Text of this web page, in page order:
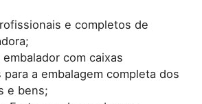
e completos de
com caixas
para a embalagem completa dos
e bens;